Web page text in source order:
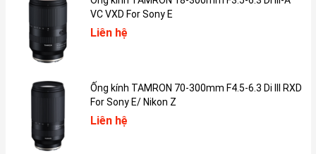
các rung động không mong muốn.
Cảm biến tránh chướng ngại vật
Dù nằm trong phân khúc flycam phổ thông, DJI Mini 4K vẫn được
trang bị hệ thống cảm biến hỗ trợ an toàn bay. Với cụm cảm biến
kép hướng xuống dưới (downward vision system), thiết bị có khả
năng nhận diện bề mặt và phát hiện vật thể chính xác trong
phạm vi từ 0,5m đến 10m. Tuy không sở hữu hệ thống tránh
VC VXD For Sony E
Liên hệ
Ống kính TAMRON 70-300mm F4.5-6.3 Di III RXD
For Sony E/ Nikon Z
Liên hệ